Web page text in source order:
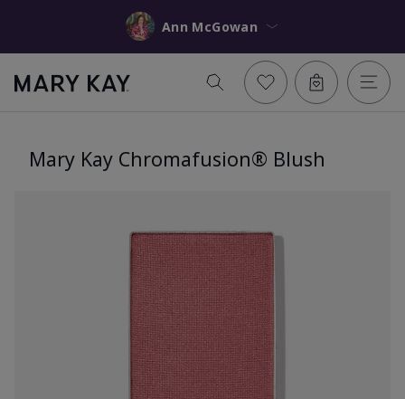
Ann McGowan
Mary Kay Chromafusion® Blush